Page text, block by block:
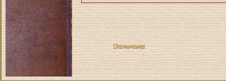
Предыдущая